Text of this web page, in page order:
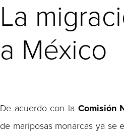
La
a México
De acuerdo con la Comisión
de mariposas monarcas ya se